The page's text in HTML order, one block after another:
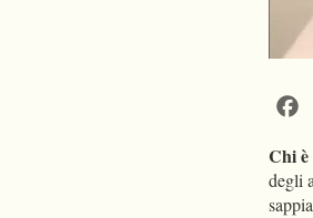
Chi
degli